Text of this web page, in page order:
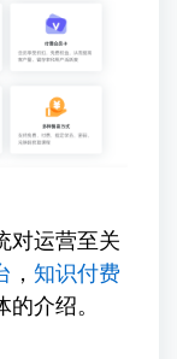
对运营至关
， 知识付费
介绍。